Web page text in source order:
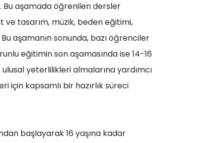
aşamada öğrenilen dersler
tasarım, müzik, beden eğitimi,
aşamanın sonunda, bazı öğrenciler
eğitimin son aşamasında ise 14-16
yeterlilikleri almalarına yardımcı
için kapsamlı bir hazırlık süreci
başlayarak 16 yaşına kadar